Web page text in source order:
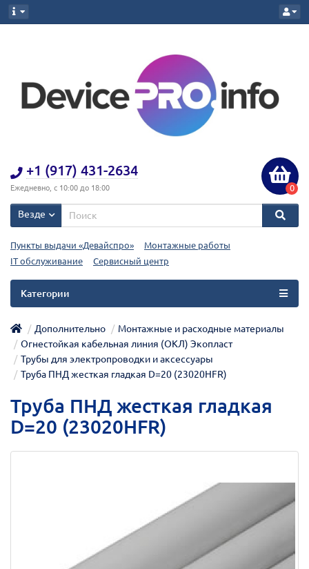
+1 (917) 431-2634
Ежедневно, с 10:00 до 18:00 0
Везде
Пункты выдачи «Девайспро»
Монтажные работы
IT обслуживание
Сервисный центр
Категории
Дополнительно
Монтажные и расходные материалы
Огнестойкая кабельная линия (ОКЛ) Экопласт
Трубы для электропроводки и аксессуары
Труба ПНД жесткая гладкая D=20 (23020HFR)
Труба ПНД жесткая гладкая
D=20 (23020HFR)